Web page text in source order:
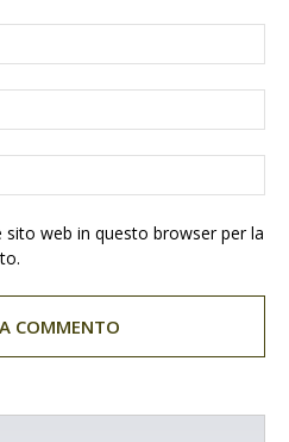
web in questo browser per la